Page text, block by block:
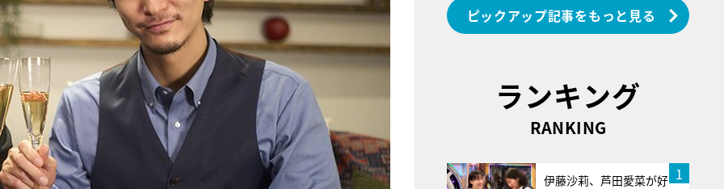
ピックアップ記事をもっと見る
ランキング
RANKING
1
伊藤沙莉、芦田愛菜が好